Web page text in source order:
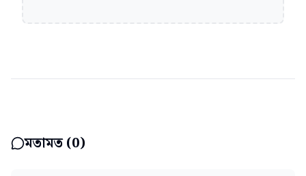
মতামত (0)